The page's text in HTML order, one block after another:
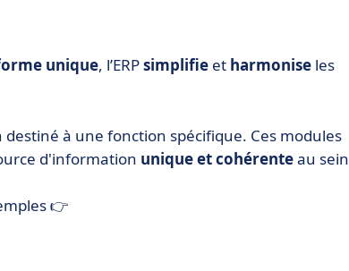
unique, l’ERPsimplifie et harmonise les
destiné à une fonction spécifique. Ces modules
d'information unique et cohérenteau sein
👉